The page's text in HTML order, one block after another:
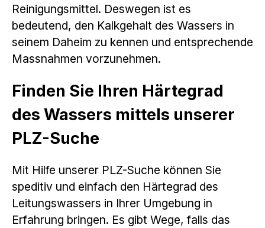
Reinigungsmittel. Deswegen ist es
bedeutend, den Kalkgehalt des Wassers in
seinem Daheim zu kennen und entsprechende
Massnahmen vorzunehmen.
Finden Sie Ihren Härtegrad
des Wassers mittels unserer
PLZ-Suche
Mit Hilfe unserer PLZ-Suche können Sie
speditiv und einfach den Härtegrad des
Leitungswassers in Ihrer Umgebung in
Erfahrung bringen. Es gibt Wege, falls das